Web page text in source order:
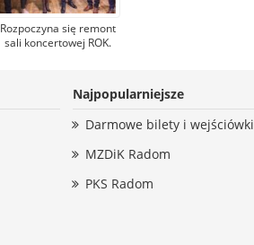
Rozpoczyna się remont
sali koncertowej ROK.
filharmoniczna, wystąpi
opera lub zespółNajpopularniejsze
Darmowe bilety i wejściówki
MZDiK Radom
PKS Radom